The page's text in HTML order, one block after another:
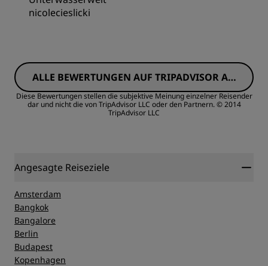
Service
nicolecieslicki
Preis/Leistung
Sauberkeit
Service
ALLE BEWERTUNGEN AUF TRIPADVISOR AN
ZEIGEN
Diese Bewertungen stellen die subjektive Meinung einzelner Reisender
dar und nicht die von TripAdvisor LLC oder den Partnern. © 2014
TripAdvisor LLC
Angesagte Reiseziele
Amsterdam
Bangkok
Bangalore
Berlin
Budapest
Kopenhagen